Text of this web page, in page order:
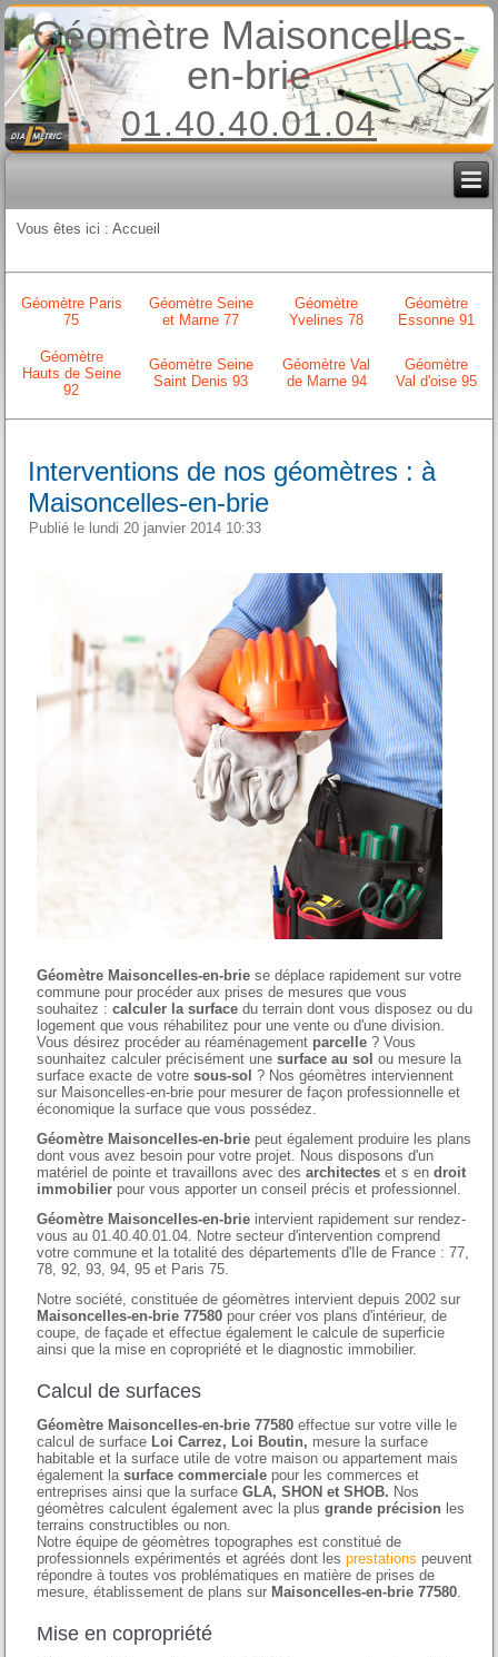
Géomètre Maisoncelles-
en-brie
01.40.40.01.04
Vous êtes ici :Accueil
Géomètre Paris
75
Géomètre Seine
et Marne 77
Géomètre
Yvelines 78
Géomètre
Essonne 91
Géomètre
Hauts de Seine
92
Géomètre Seine
Saint Denis 93
Géomètre Val
de Marne 94
Géomètre
Val d'oise 95
Interventions de nos géomètres : à
Maisoncelles-en-brie
Publié le lundi 20 janvier 2014 10:33
Géomètre Maisoncelles-en-brie se déplace rapidement sur votre
commune pour procéder aux prises de mesures que vous
souhaitez :calculer la surface du terrain dont vous disposez ou du
logement que vous réhabilitez pour une vente ou d'une division.
Vous désirez procéder au réaménagement parcelle ? Vous
sounhaitez calculer précisément unesurface au sol ou mesure la
surface exacte de votresous-sol ? Nos géomètres interviennent
sur Maisoncelles-en-brie pour mesurer de façon professionnelle et
économique la surface que vous possédez.
Géomètre Maisoncelles-en-brie peut également produire les plans
dont vous avez besoin pour votre projet. Nous disposons d'un
matériel de pointe et travaillons avec desarchitectes et s endroit
immobilier pour vous apporter un conseil précis et professionnel.
Géomètre Maisoncelles-en-brie intervient rapidement sur rendez-
vous au 01.40.40.01.04. Notre secteur d'intervention comprend
votre commune et la totalité des départements d'Ile de France : 77,
78, 92, 93, 94, 95 et Paris 75.
Notre société, constituée de géomètres intervient depuis 2002 sur
Maisoncelles-en-brie 77580 pour créer vos plans d'intérieur, de
coupe, de façade et effectue également le calcule de superficie
ainsi que la mise en copropriété et le diagnostic immobilier.
Calcul de surfaces
Géomètre Maisoncelles-en-brie 77580 effectue sur votre ville le
calcul de surface Loi Carrez, Loi Boutin, mesure la surface
habitable et la surface utile de votre maison ou appartement mais
également lasurface commerciale pour les commerces et
entreprises ainsi que la surfaceGLA, SHON et SHOB. Nos
géomètres calculent également avec la plusgrande précision les
terrains constructibles ou non.
Notre équipe de géomètres topographes est constitué de
professionnels expérimentés et agréés dont lesprestations peuvent
répondre à toutes vos problématiques en matière de prises de
mesure, établissement de plans sur Maisoncelles-en-brie 77580
Mise en copropriété